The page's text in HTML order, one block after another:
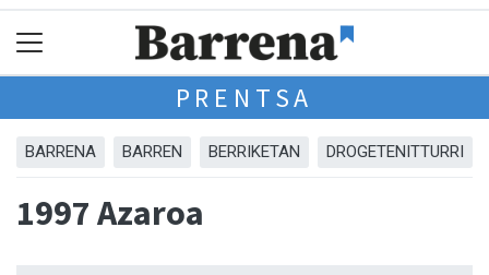
PRENTSA
BARRENA BARREN BERRIKETAN DROGETENITTURRI
1997 Azaroa